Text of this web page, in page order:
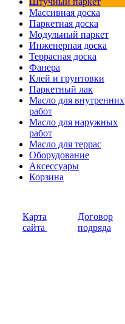
Массивная доска
Паркетная доска
Модульный паркет
Инженерная доска
Террасная доска
Фанера
Клей и грунтовки
Паркетный лак
Масло для внутренних
работ
Масло для наружных
работ
Масло для террас
Оборудование
Аксессуары
Корзина
Карта
сайта
Договор
подряда